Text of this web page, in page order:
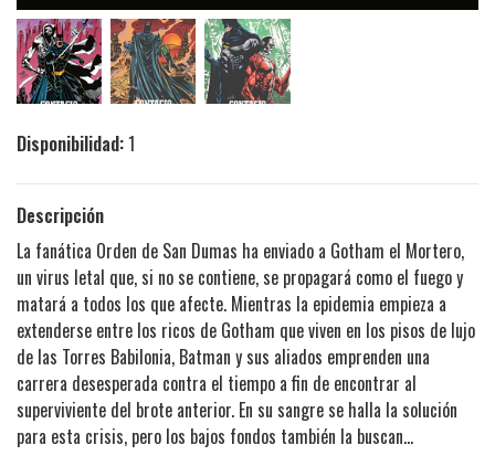
Disponibilidad:1
Descripción
La fanática Orden de San Dumas ha enviado a Gotham el Mortero,
un virus letal que, si no se contiene, se propagará como el fuego y
matará a todos los que afecte. Mientras la epidemia empieza a
extenderse entre los ricos de Gotham que viven en los pisos de lujo
de las Torres Babilonia, Batman y sus aliados emprenden una
carrera desesperada contra el tiempo a fin de encontrar al
superviviente del brote anterior. En su sangre se halla la solución
para esta crisis, pero los bajos fondos también la buscan...